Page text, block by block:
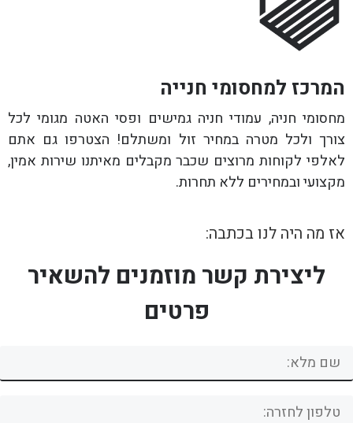
המרכז למחסומי חנייה
מחסומי חניה, עמודי חניה גמישים ופסי האטה מגומי לכל
צורך ולכל מטרה במחיר זול ומשתלם! הצטרפו גם אתם
לאלפי לקוחות מרוצים שכבר מקבלים מאיתנו שירות אמין,
מקצועי ובמחירים ללא תחרות.
אז מה היה לנו בכתבה:
ליצירת קשר מוזמנים להשאיר
פרטים